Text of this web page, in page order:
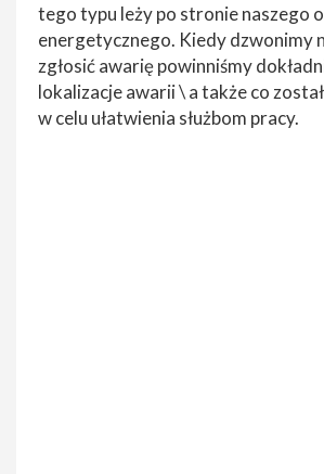
tego typu leży po stronie naszego
energetycznego. Kiedy dzwonimy
zgłosić awarię powinniśmy
lokalizacje awarii \ a także co
w celu ułatwienia służbom pracy.